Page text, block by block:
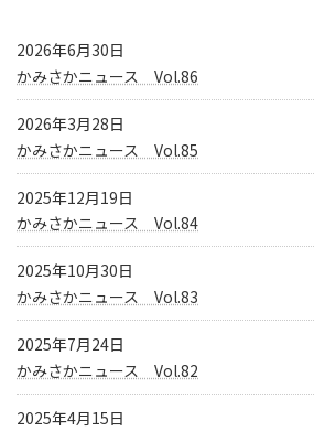
2026年6月30日
かみさかニュース Vol.86
2026年3月28日
かみさかニュース Vol.85
2025年12月19日
かみさかニュース Vol.84
2025年10月30日
かみさかニュース Vol.83
2025年7月24日
かみさかニュース Vol.82
2025年4月15日